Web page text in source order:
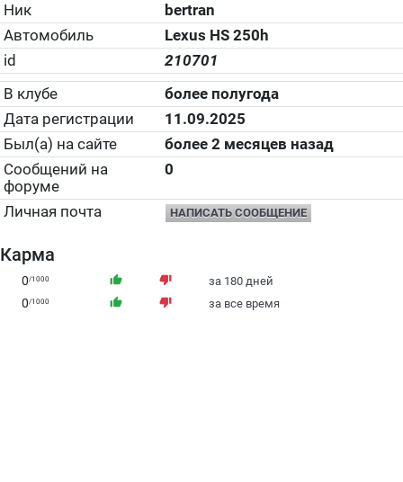
Ник
bertran
Автомобиль
Lexus HS 250h
id
210701
В клубе
более полугода
Дата регистрации
11.09.2025
Был(а) на сайте
более 2 месяцев назад
Сообщений на
форуме
0
Личная почта НАПИСАТЬ СООБЩЕНИЕ
Карма
0/1000 thumb_up thumb_down за 180 дней
0/1000 thumb_up thumb_down за все время